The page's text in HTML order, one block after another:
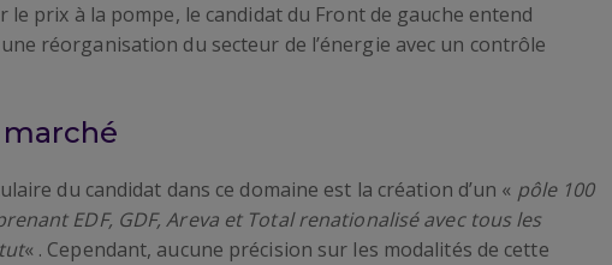
le prix à la pompe, le candidat du Front de gauche entend
réorganisation du secteur de l’énergie avec un contrôle
du candidat dans ce domaine est la création d’un « pôle 100
EDF, GDF, Areva et Total renationalisé avec tous les
« . Cependant, aucune précision sur les modalités de cette